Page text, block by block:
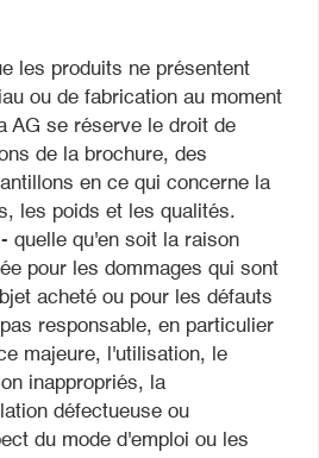
les produits ne présentent
ou de fabrication au moment
AG se réserve le droit de
de la brochure, des
en ce qui concerne la
les poids et les qualités.
quelle qu'en soit la raison
pour les dommages qui sont
acheté ou pour les défauts
responsable, en particulier
majeure, l'utilisation, le
inappropriés, la
défectueuse ou
du mode d'emploi ou les